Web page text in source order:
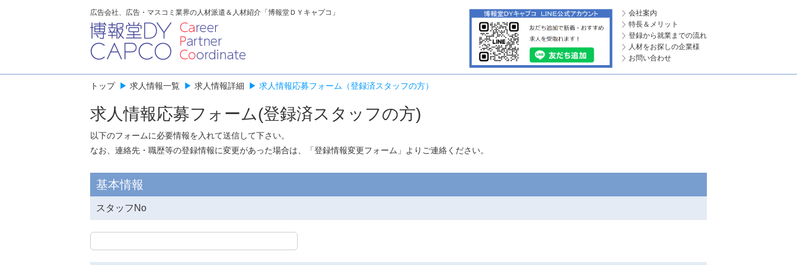
広告会社、広告・マスコミ業界の人材派遣＆人材紹介「博報堂ＤＹキャプコ」
会社案内
特長＆メリット
登録から就業までの流れ
人材をお探しの企業様
お問い合わせ
トップ ▶ 求人情報一覧 ▶ 求人情報詳細 ▶ 求人情報応募フォーム（登録済スタッフの方）
求人情報応募フォーム(登録済スタッフの方)
以下のフォームに必要情報を入れて送信して下さい。
なお、連絡先・職歴等の登録情報に変更があった場合は、「登録情報変更フォーム 」よりご連絡ください。
基本情報
スタッフNo